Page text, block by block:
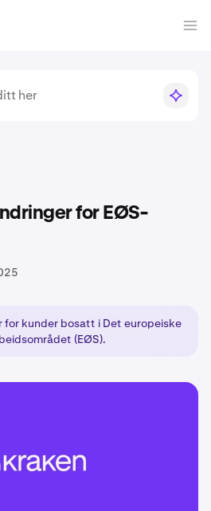
for EØS-
for kunder bosatt i Det europeiske
(EØS).